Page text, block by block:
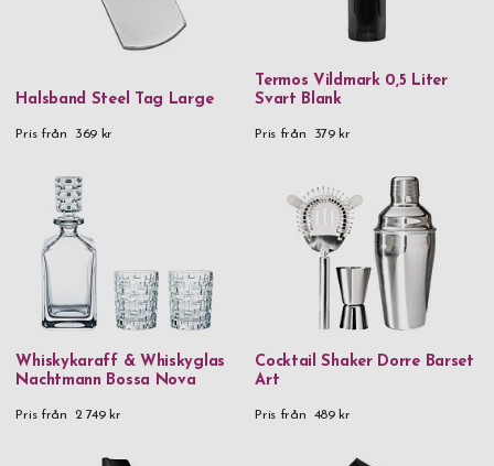
Halsband Steel Tag Large
Pris från 369 kr
Termos Vildmark 0,5 Liter
Svart Blank
Pris från 379 kr
Whiskykaraff & Whiskyglas
Nachtmann Bossa Nova
Pris från 2 749 kr
Cocktail Shaker Dorre Barset
Art
Pris från 489 kr